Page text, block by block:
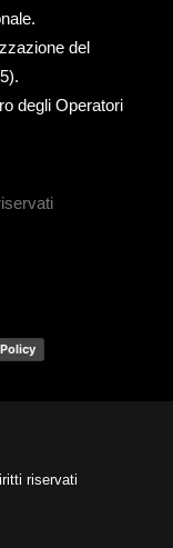
del
degli Operatori
riservati